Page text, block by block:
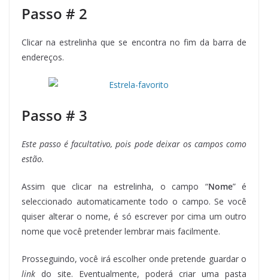
Passo # 2
Clicar na estrelinha que se encontra no fim da barra de
endereços.
Passo # 3
Este passo é facultativo, pois pode deixar os campos como
estão.
Assim que clicar na estrelinha, o campo “Nome” é
seleccionado automaticamente todo o campo. Se você
quiser alterar o nome, é só escrever por cima um outro
nome que você pretender lembrar mais facilmente.
Prosseguindo, você irá escolher onde pretende guardar o
link do site. Eventualmente, poderá criar uma pasta